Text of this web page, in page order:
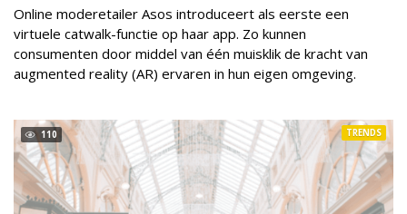
Online moderetailer Asos introduceert als eerste een
virtuele catwalk-functie op haar app. Zo kunnen
consumenten door middel van één muisklik de kracht van
augmented reality (AR) ervaren in hun eigen omgeving.
110 TRENDS